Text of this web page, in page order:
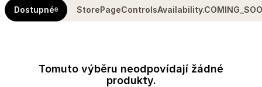
Dostupné0
Tomuto výběru neodpovídají žádné
produkty.